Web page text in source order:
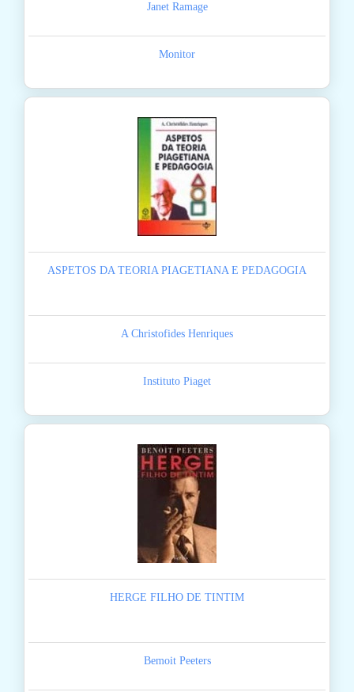
Janet Ramage
Monitor
ASPETOS DA TEORIA PIAGETIANA E PEDAGOGIA
A Christofides Henriques
Instituto Piaget
HERGE FILHO DE TINTIM
Bemoit Peeters